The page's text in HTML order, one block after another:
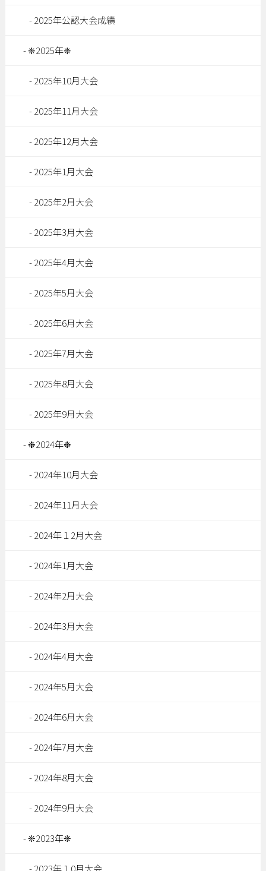
2025年公認大会成績
❈2025年❈
2025年10月大会
2025年11月大会
2025年12月大会
2025年1月大会
2025年2月大会
2025年3月大会
2025年4月大会
2025年5月大会
2025年6月大会
2025年7月大会
2025年8月大会
2025年9月大会
❉2024年❉
2024年10月大会
2024年11月大会
2024年１2月大会
2024年1月大会
2024年2月大会
2024年3月大会
2024年4月大会
2024年5月大会
2024年6月大会
2024年7月大会
2024年8月大会
2024年9月大会
❊2023年❊
2023年１0月大会